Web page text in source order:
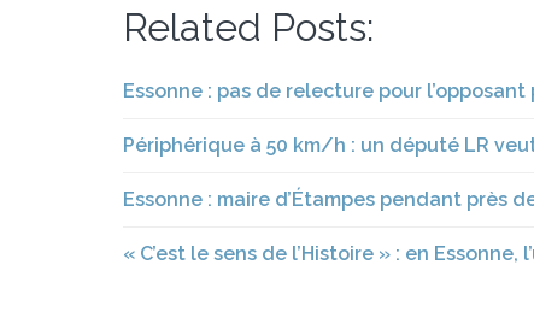
Related Posts:
Essonne : pas de relecture pour
Périphérique à 50 km/h : un député LR
Essonne : maire d’Étampes pendant près
« C’est le sens de l’Histoire » : en